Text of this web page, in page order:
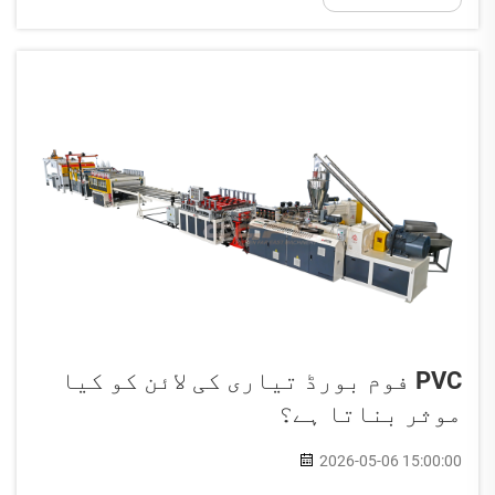
PVC فوم بورڈ تیاری کی لائن کو کیا
موثر بناتا ہے؟
2026-05-06 15:00:00